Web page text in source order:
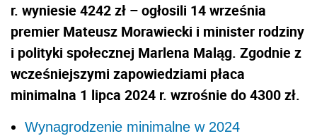
r. wyniesie 4242 zł – ogłosili 14 września
premier Mateusz Morawiecki i minister rodziny
i polityki społecznej Marlena Maląg. Zgodnie z
wcześniejszymi zapowiedziami płaca
minimalna 1 lipca 2024 r. wzrośnie do 4300 zł.
Wynagrodzenie minimalne w 2024